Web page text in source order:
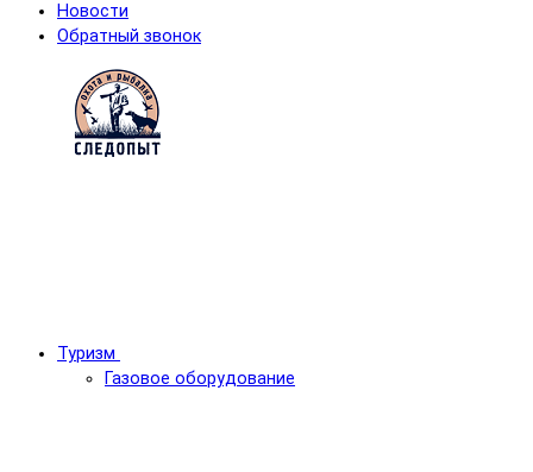
Новости
Обратный звонок
Туризм
Газовое оборудование